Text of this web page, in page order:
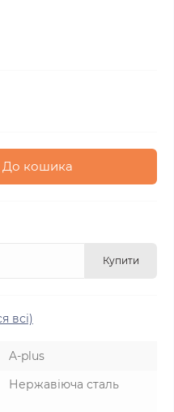
До кошика
Купити
всі)
A-plus
Нержавіюча сталь